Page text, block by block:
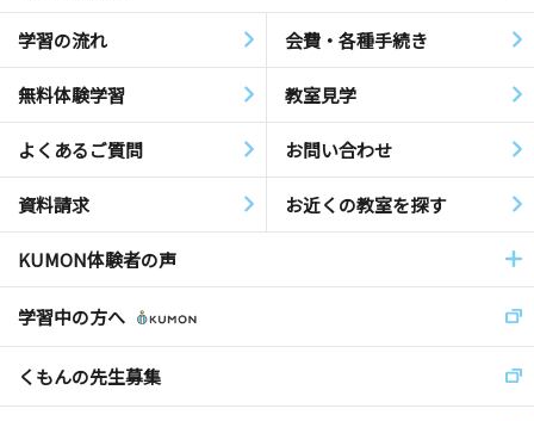
学習の流れ 会費・各種手続き
無料体験学習 教室見学
よくあるご質問 お問い合わせ
資料請求 お近くの教室を探す
KUMON体験者の声
学習中の方へ
くもんの先生募集